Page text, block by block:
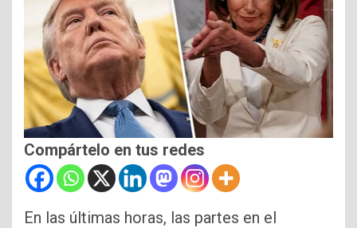
Compártelo en tus redes
En las últimas horas, las partes en el